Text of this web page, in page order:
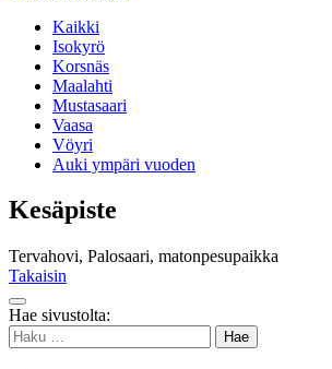
Kaikki
Isokyrö
Korsnäs
Maalahti
Mustasaari
Vaasa
Vöyri
Auki ympäri vuoden
Kesäpiste
Tervahovi, Palosaari, matonpesupaikka
Takaisin
Takaisin
ylös
Hae sivustolta:
Haku: